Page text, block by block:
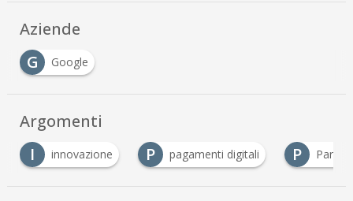
Aziende
G
Google
Argomenti
innovazione P pagamenti digitali P Partner